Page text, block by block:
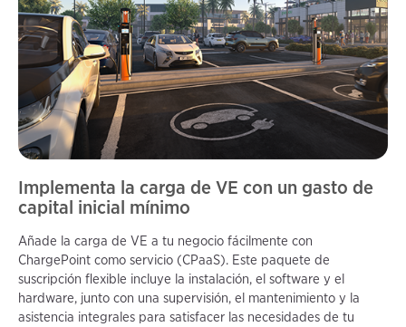
Implementa la carga de VE con un gasto de
capital inicial mínimo
Añade la carga de VE a tu negocio fácilmente con
ChargePoint como servicio (CPaaS). Este paquete de
suscripción flexible incluye la instalación, el software y el
hardware, junto con una supervisión, el mantenimiento y la
asistencia integrales para satisfacer las necesidades de tu